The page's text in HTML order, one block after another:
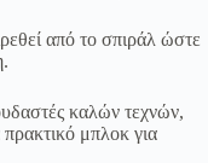
από το σπιράλ ώστε
καλών τεχνών,
πρακτικό μπλοκ για